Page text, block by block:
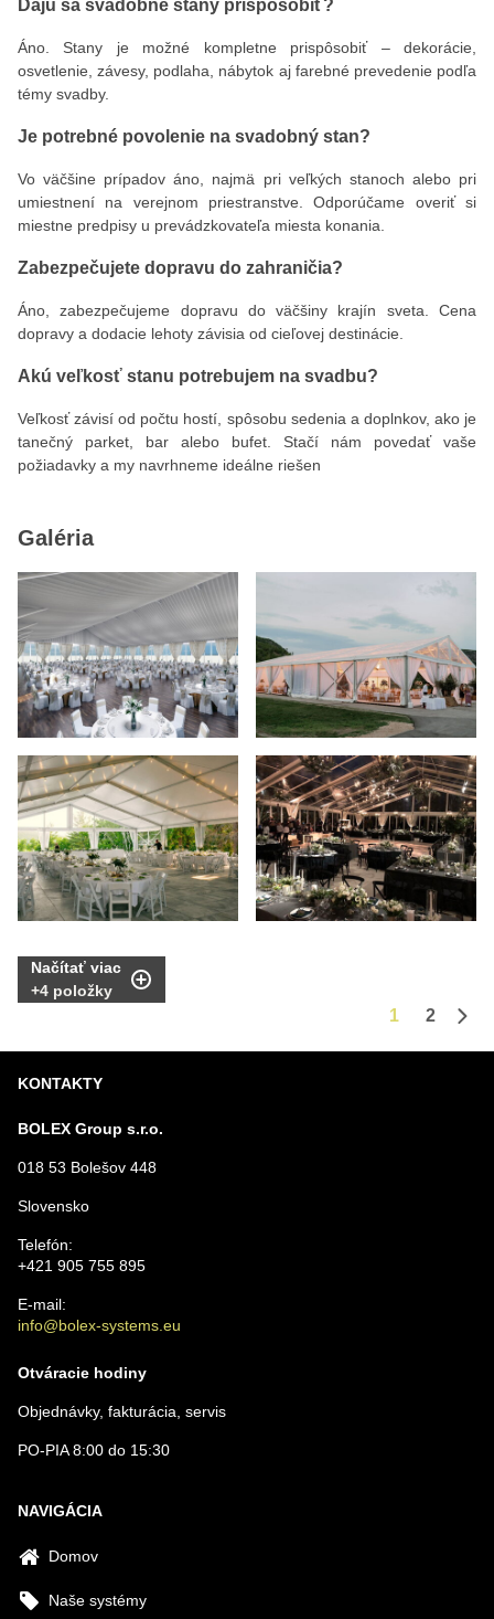
Dajú sa svadobné stany prispôsobiť?
Áno. Stany je možné kompletne prispôsobiť – dekorácie,
osvetlenie, závesy, podlaha, nábytok aj farebné prevedenie podľa
témy svadby.
Je potrebné povolenie na svadobný stan?
Vo väčšine prípadov áno, najmä pri veľkých stanoch alebo pri
umiestnení na verejnom priestranstve. Odporúčame overiť si
miestne predpisy u prevádzkovateľa miesta konania.
Zabezpečujete dopravu do zahraničia?
Áno, zabezpečujeme dopravu do väčšiny krajín sveta. Cena
dopravy a dodacie lehoty závisia od cieľovej destinácie.
Akú veľkosť stanu potrebujem na svadbu?
Veľkosť závisí od počtu hostí, spôsobu sedenia a doplnkov, ako je
tanečný parket, bar alebo bufet. Stačí nám povedať vaše
požiadavky a my navrhneme ideálne riešen
Galéria
Načítať viac
+4 položky
1
2
KONTAKTY
BOLEX Group s.r.o.
018 53 Bolešov 448
Slovensko
Telefón:
+421 905 755 895
E-mail:
info@bolex-systems.eu
Otváracie hodiny
Objednávky, fakturácia, servis
PO-PIA 8:00 do 15:30
NAVIGÁCIA
Domov
Naše systémy